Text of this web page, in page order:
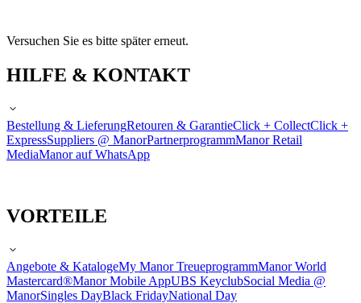
Versuchen Sie es bitte später erneut.
HILFE & KONTAKT
Bestellung & LieferungRetouren & GarantieClick + CollectClick +
ExpressSuppliers @ ManorPartnerprogrammManor Retail
MediaManor auf WhatsApp
VORTEILE
Angebote & KatalogeMy Manor TreueprogrammManor World
Mastercard®Manor Mobile AppUBS KeyclubSocial Media @
ManorSingles DayBlack FridayNational Day